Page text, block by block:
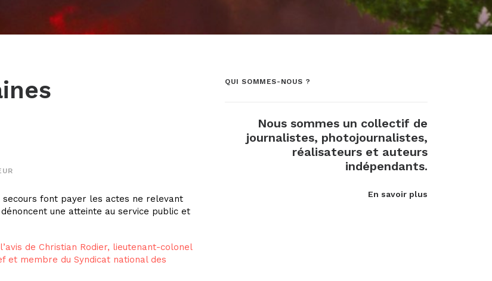
secours font payer les actes ne relevant
une atteinte au service public et
de Christian Rodier, lieutenant-colonel
et membre du Syndicat national des
QUI SOMMES-NOUS ?
Nous sommes un collectif de
journalistes, photojournalistes,
réalisateurs et auteurs
indépendants.
En savoir plus